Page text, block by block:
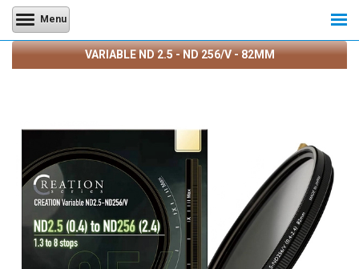
Menu
VARIABLE ND 2.5 - ND 256/V - 82MM